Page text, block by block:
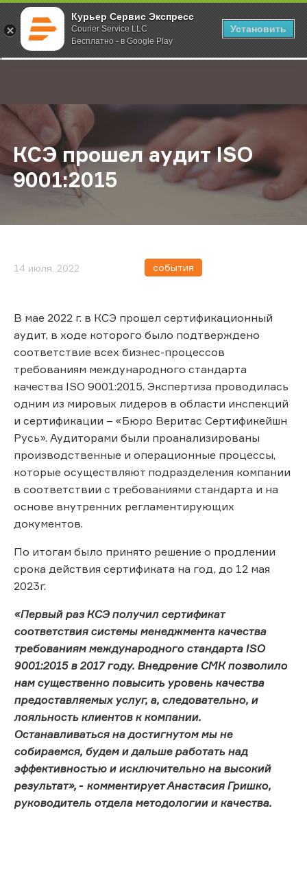
Курьер Сервис Экспресс
Courier Service LLC
Бесплатно - в Google Play
Установить
;
Главная О компании Новости КСЭ прошел аудит ISO 9001:2015
КСЭ прошел аудит ISO
9001:2015
14 июля, 2022 события
В мае 2022 г. в КСЭ прошел сертификационный
аудит, в ходе которого было подтверждено
соответствие всех бизнес-процессов
требованиям международного стандарта
качества ISO 9001:2015. Экспертиза проводилась
одним из мировых лидеров в области инспекций
и сертификации – «Бюро Веритас Сертификейшн
Русь». Аудиторами были проанализированы
производственные и операционные процессы,
которые осуществляют подразделения компании
в соответствии с требованиями стандарта и на
основе внутренних регламентирующих
документов.
По итогам было принято решение о продлении
срока действия сертификата на год, до 12 мая
2023г.
«Первый раз КСЭ получил сертификат
соответствия системы менеджмента качества
требованиям международного стандарта ISO
9001:2015 в 2017 году. Внедрение СМК позволило
нам существенно повысить уровень качества
предоставляемых услуг, а, следовательно, и
лояльность клиентов к компании.
Останавливаться на достигнутом мы не
собираемся, будем и дальше работать над
эффективностью и исключительно на высокий
результат», - комментирует Анастасия Гришко,
руководитель отдела методологии и качества.